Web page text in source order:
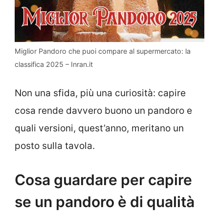
Miglior Pandoro che puoi compare al supermercato: la
classifica 2025 – Inran.it
Non una sfida, più una curiosità: capire
cosa rende davvero buono un pandoro e
quali versioni, quest’anno, meritano un
posto sulla tavola.
Cosa guardare per capire
se un pandoro è di qualità